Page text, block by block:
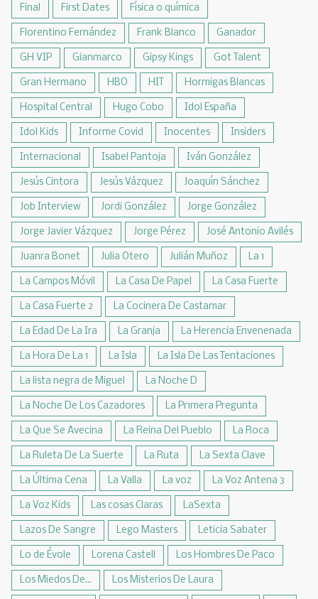
Final First Dates Física o química
Florentino Fernández Frank Blanco Ganador
GH VIP Gianmarco Gipsy Kings Got Talent
Gran Hermano HBO HIT Hormigas Blancas
Hospital Central Hugo Cobo Idol España
Idol Kids Informe Covid Inocentes Insiders
Internacional Isabel Pantoja Iván González
Jesús Cintora Jesús Vázquez Joaquín Sánchez
Job Interview Jordi González Jorge González
Jorge Javier Vázquez Jorge Pérez José Antonio Avilés
Juanra Bonet Julia Otero Julián Muñoz La 1
La Campos Móvil La Casa De Papel La Casa Fuerte
La Casa Fuerte 2 La Cocinera De Castamar
La Edad De La Ira La Granja La Herencia Envenenada
La Hora De La 1 La Isla La Isla De Las Tentaciones
La lista negra de Miguel La Noche D
La Noche De Los Cazadores La Pr1mera Pregunta
La Que Se Avecina La Reina Del Pueblo La Roca
La Ruleta De La Suerte La Ruta La Sexta Clave
La Última Cena La Valla La voz La Voz Antena 3
La Voz Kids Las cosas Claras LaSexta
Lazos De Sangre Lego Masters Leticia Sabater
Lo de Évole Lorena Castell Los Hombres De Paco
Los Miedos De... Los Misterios De Laura